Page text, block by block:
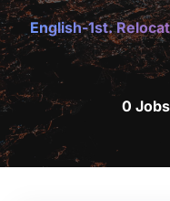
English-1st.
0